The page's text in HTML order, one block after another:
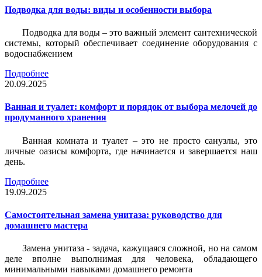
Подводка для воды: виды и особенности выбора
Подводка для воды – это важный элемент сантехнической
системы, который обеспечивает соединение оборудования с
водоснабжением
Подробнее
20.09.2025
Ванная и туалет: комфорт и порядок от выбора мелочей до
продуманного хранения
Ванная комната и туалет – это не просто санузлы, это
личные оазисы комфорта, где начинается и завершается наш
день.
Подробнее
19.09.2025
Самостоятельная замена унитаза: руководство для
домашнего мастера
Замена унитаза - задача, кажущаяся сложной, но на самом
деле вполне выполнимая для человека, обладающего
минимальными навыками домашнего ремонта